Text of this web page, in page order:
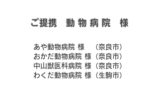
​ご提携 動 物 病 院 様
​あや動物病院 様 （奈良市）
​おかだ動物病院 様（奈良市）
​中山獣医科病院 様（奈良市）
​わくだ動物病院 様（生駒市）